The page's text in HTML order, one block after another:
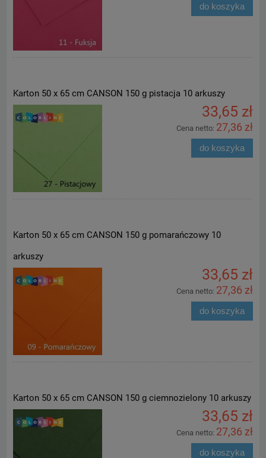
do koszyka
Karton 50 x 65 cm CANSON 150 g pistacja 10 arkuszy
33,65 zł
Cena netto: 27,36 zł
do koszyka
Karton 50 x 65 cm CANSON 150 g pomarańczowy 10
arkuszy
33,65 zł
Cena netto: 27,36 zł
do koszyka
Karton 50 x 65 cm CANSON 150 g ciemnozielony 10 arkuszy
33,65 zł
Cena netto: 27,36 zł
do koszyka